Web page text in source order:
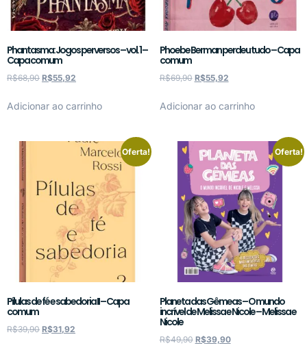
Phantasma: Jogos perversos – vol. 1 –
Capa comum
R$68,90 R$55,92
Adicionar ao carrinho
Phoebe Berman perdeu tudo – Capa
comum
R$69,90 R$55,92
Adicionar ao carrinho
Oferta!
Pílulas de fé e sabedoria II – Capa
comum
R$39,90 R$31,92
Oferta!
Planeta das Gêmeas – O mundo
incrível de Melissa e Nicole – Melissa e
Nicole
R$49,90 R$39,90